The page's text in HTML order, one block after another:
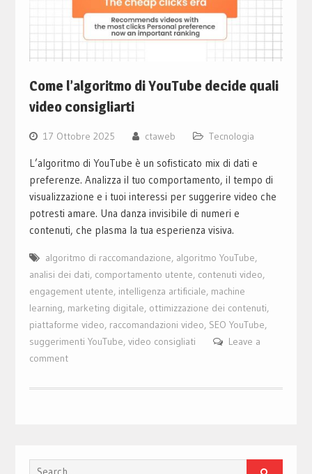
Come l’algoritmo di YouTube decide quali
video consigliarti
17 Ottobre 2025 ctaweb Tecnologia
L’algoritmo di YouTube è un sofisticato mix di dati e
preferenze. Analizza il tuo comportamento, il tempo di
visualizzazione e i tuoi interessi per suggerire video che
potresti amare. Una danza invisibile di numeri e
contenuti, che plasma la tua esperienza visiva.
algoritmo di raccomandazione, algoritmo YouTube,
analisi dei dati, comportamento utente, contenuti video,
engagement utente, intelligenza artificiale, machine
learning, marketing digitale, ottimizzazione dei contenuti,
piattaforme video, raccomandazioni video, SEO YouTube,
suggerimenti YouTube, video consigliati
Leave a
comment
Search